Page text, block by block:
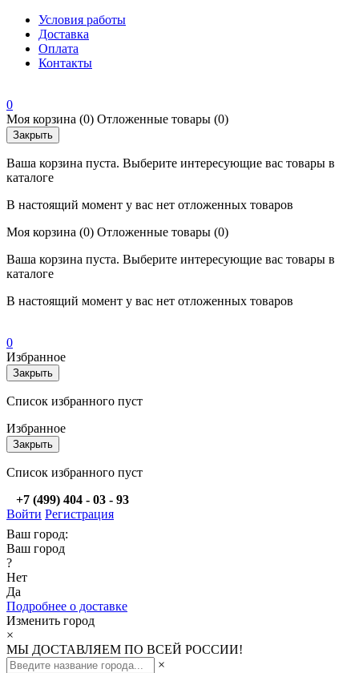
Условия работы
Доставка
Оплата
Контакты
0
Моя корзина (0) Отложенные товары (0)
Закрыть
Ваша корзина пуста. Выберите интересующие вас товары в
каталоге
В настоящий момент у вас нет отложенных товаров
Моя корзина (0) Отложенные товары (0)
Ваша корзина пуста. Выберите интересующие вас товары в
каталоге
В настоящий момент у вас нет отложенных товаров
0
Избранное
Закрыть
Список избранного пуст
Избранное
Закрыть
Список избранного пуст
+7 (499) 404 - 03 - 93
Войти Регистрация
Ваш город:
Ваш город
?
Нет
Да
Подробнее о доставке
Изменить город
×
МЫ ДОСТАВЛЯЕМ ПО ВСЕЙ РОССИИ!
×